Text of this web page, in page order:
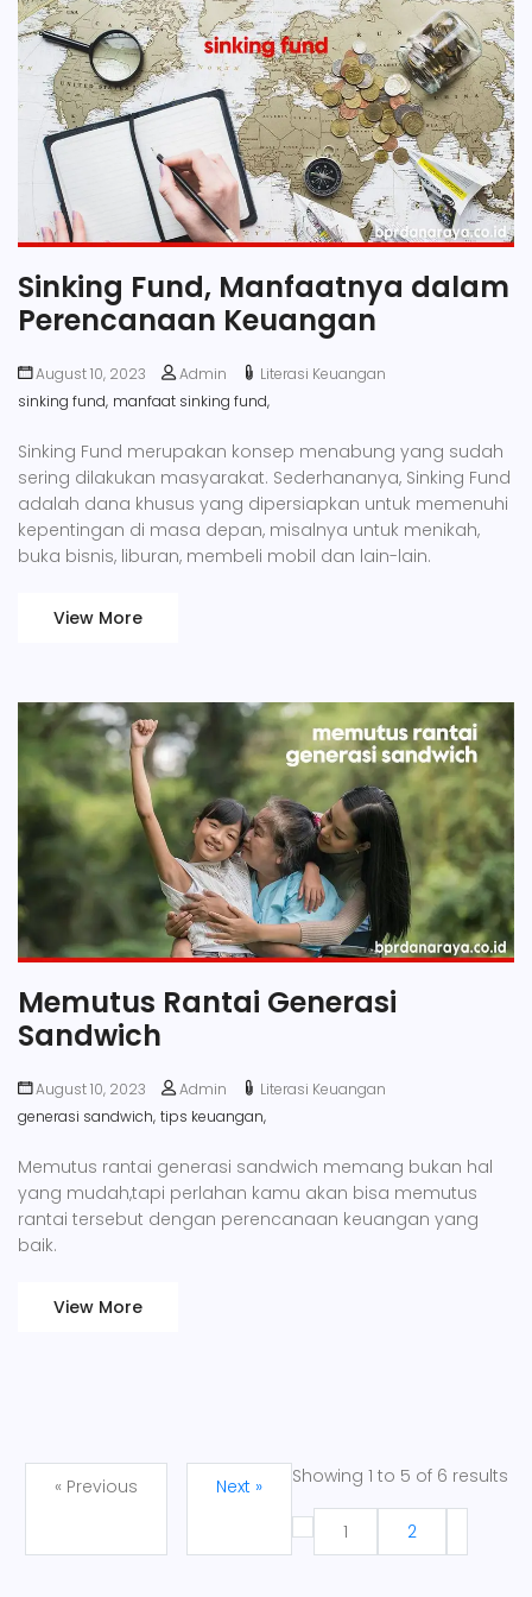
Sinking Fund, Manfaatnya dalam
Perencanaan Keuangan
August 10, 2023 Admin
Literasi Keuangan
sinking fund, manfaat sinking fund,
Sinking Fund merupakan konsep menabung yang sudah
sering dilakukan masyarakat. Sederhananya, Sinking Fund
adalah dana khusus yang dipersiapkan untuk memenuhi
kepentingan di masa depan, misalnya untuk menikah,
buka bisnis, liburan, membeli mobil dan lain-lain.
View More
Memutus Rantai Generasi
Sandwich
August 10, 2023 Admin
Literasi Keuangan
generasi sandwich, tips keuangan,
Memutus rantai generasi sandwich memang bukan hal
yang mudah,tapi perlahan kamu akan bisa memutus
rantai tersebut dengan perencanaan keuangan yang
baik.
View More
« Previous Next » Showing 1 to 5 of 6 results
1 2